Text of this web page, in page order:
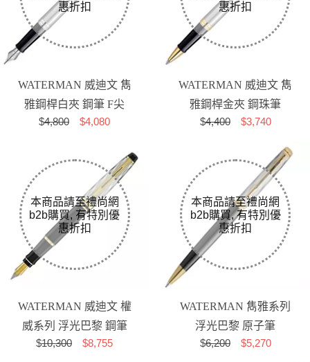
WATERMAN 威迪文 雋
雅鋼桿白夾 鋼筆 F尖
$4,800 $4,080
WATERMAN 威迪文 雋
雅鋼桿金夾 鋼珠筆
$4,400$3,740
WATERMAN 威迪文 權
威系列 浮光巴黎 鋼筆
$10,300 $8,755
WATERMAN 雋雅系列
浮光巴黎 原子筆
(HEMISPHERE)
$6,200$5,270